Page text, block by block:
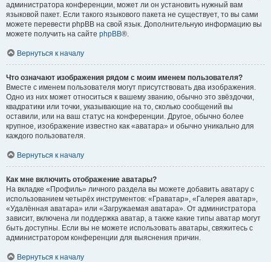
администратора конференции, может ли он установить нужный вам
языковой пакет. Если такого языкового пакета не существует, то вы сами
можете перевести phpBB на свой язык. Дополнительную информацию вы
можете получить на сайте phpBB®.
Вернуться к началу
Что означают изображения рядом с моим именем пользователя?
Вместе с именем пользователя могут присутствовать два изображения.
Одно из них может относиться к вашему званию, обычно это звёздочки,
квадратики или точки, указывающие на то, сколько сообщений вы
оставили, или на ваш статус на конференции. Другое, обычно более
крупное, изображение известно как «аватара» и обычно уникально для
каждого пользователя.
Вернуться к началу
Как мне включить отображение аватары?
На вкладке «Профиль» личного раздела вы можете добавить аватару с
использованием четырёх инструментов: «Граватар», «Галерея аватар»,
«Удалённая аватара» или «Загружаемая аватара». От администратора
зависит, включена ли поддержка аватар, а также какие типы аватар могут
быть доступны. Если вы не можете использовать аватары, свяжитесь с
администратором конференции для выяснения причин.
Вернуться к началу